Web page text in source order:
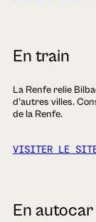
En train
La Renfe relie
d'autres villes.
de la Renfe.
VISITER LE
En autocar